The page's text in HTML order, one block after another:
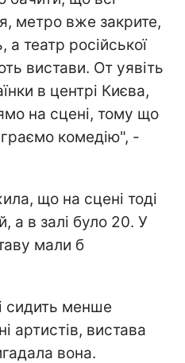
метро вже закрите,
театр російської
вистави. От уявіть
в центрі Києва,
на сцені, тому що
комедію", -
що на сцені тоді
а в залі було 20. У
мали б
сидить менше
артистів, вистава
вона.